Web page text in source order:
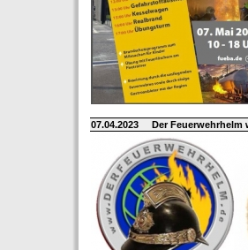
07.04.2023 Der